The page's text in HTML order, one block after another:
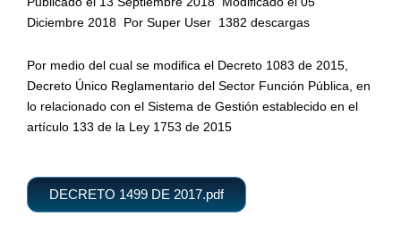
Diciembre 2018 Por Super User 1382 descargas
Por medio del cual se modifica el Decreto 1083 de 2015,
Decreto Único Reglamentario del Sector Función Pública, en
lo relacionado con el Sistema de Gestión establecido en el
artículo 133 de la Ley 1753 de 2015
DECRETO 1499 DE 2017.pdf